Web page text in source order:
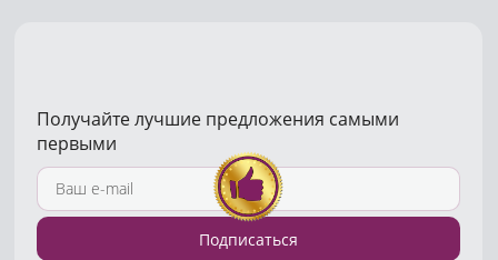
Получайте лучшие предложения самыми
первыми
Подписаться